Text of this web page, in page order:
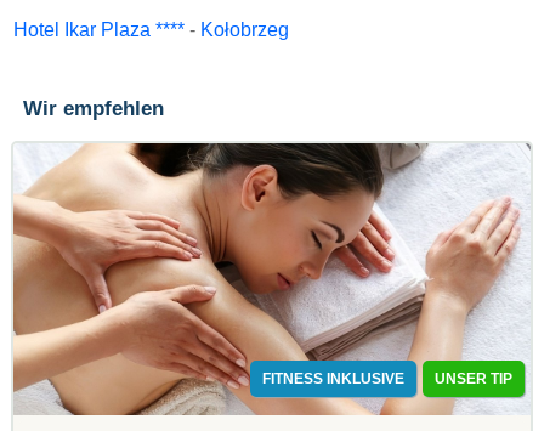
Hotel Ikar Plaza **** - Kołobrzeg
Wir empfehlen
FITNESS INKLUSIVE UNSER TIP